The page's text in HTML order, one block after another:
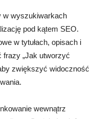
w wyszukiwarkach
pod kątem SEO.
w tytułach, opisach i
frazy „Jak utworzyć
zwiększyć widoczność
wewnątrz